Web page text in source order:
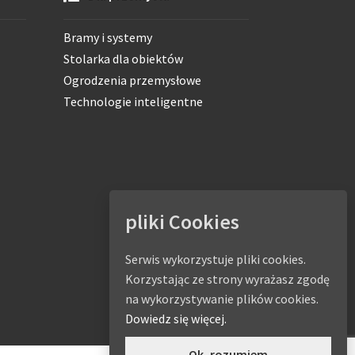
Bramy i systemy
Stolarka dla obiektów
Ogrodzenia przemysłowe
Technologie inteligentne
pliki Cookies
Serwis wykorzystuje pliki cookies.
Korzystając ze strony wyrażasz zgodę
na wykorzystywanie plików cookies.
Dowiedz się więcej.